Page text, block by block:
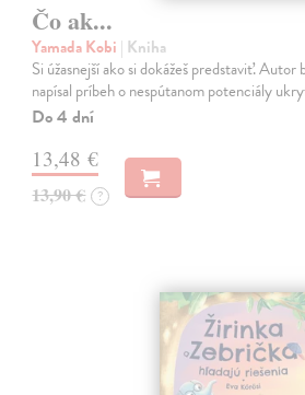
Čo ak...
Yamada Kobi | Kniha
Si úžasnejší ako si dokážeš predstaviť. Autor
napísal príbeh o nespútanom potenciály
Do 4 dní
13,48 €
13,90 € ?